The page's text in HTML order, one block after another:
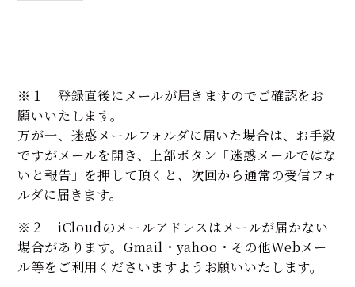
※１ 登録直後にメールが届きますのでご確認をお
願いいたします。
万が一、迷惑メールフォルダに届いた場合は、お手数
ですがメールを開き、上部ボタン「迷惑メールではな
いと報告」を押して頂くと、次回から通常の受信フォ
ルダに届きます。
※２ iCloudのメールアドレスはメールが届かない
場合があります。Gmail・yahoo・その他Webメー
ル等をご利用くださいますようお願いいたします。